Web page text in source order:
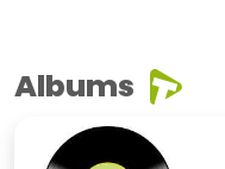
Albums